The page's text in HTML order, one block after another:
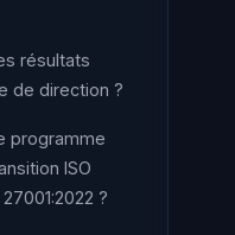
résultats
de direction ?
programme
ISO
?